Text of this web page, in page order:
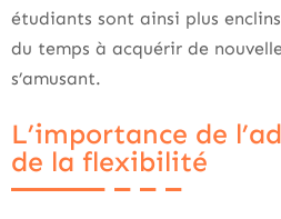
étudiants sont ainsi plus
du temps à acquérir de
s’amusant.
L’importance de
de la flexibilité